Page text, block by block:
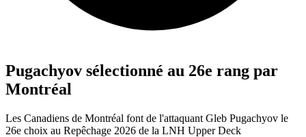
Pugachyov sélectionné au 26e rang par
Montréal
Les Canadiens de Montréal font de l'attaquant Gleb Pugachyov le
26e choix au Repêchage 2026 de la LNH Upper Deck